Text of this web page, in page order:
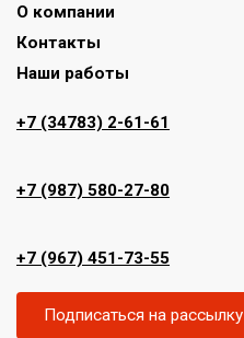
О компании
Контакты
Наши работы
+7 (34783) 2-61-61
+7 (987) 580-27-80
+7 (967) 451-73-55
Подписаться на рассылку